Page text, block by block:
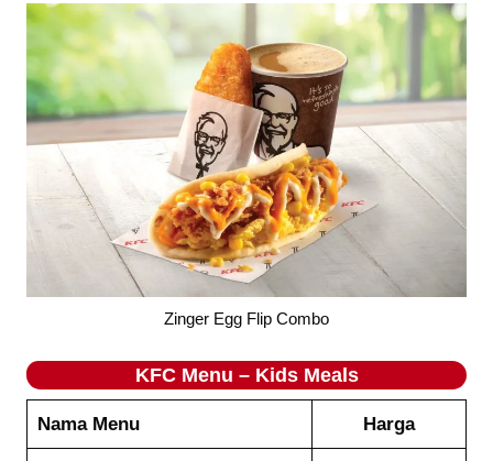
Zinger Egg Flip Combo
KFC Menu – Kids Meals
Nama Menu Harga